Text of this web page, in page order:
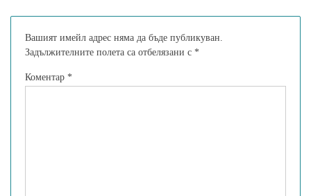
Вашият имейл адрес няма да бъде публикуван.
Задължителните полета са отбелязани с *
Коментар *